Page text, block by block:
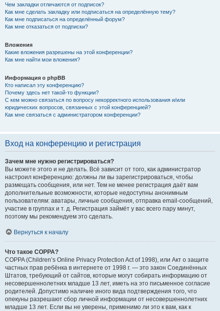
Чем закладки отличаются от подписок?
Как мне сделать закладку или подписаться на определённую тему?
Как мне подписаться на определённый форум?
Как мне отказаться от подписки?
Вложения
Какие вложения разрешены на этой конференции?
Как мне найти мои вложения?
Информация о phpBB
Кто написал эту конференцию?
Почему здесь нет такой-то функции?
С кем можно связаться по вопросу некорректного использования и/или
юридических вопросов, связанных с этой конференцией?
Как мне связаться с администратором конференции?
Вход на конференцию и регистрация
Зачем мне нужно регистрироваться?
Вы можете этого и не делать. Всё зависит от того, как администратор
настроил конференцию: должны ли вы зарегистрироваться, чтобы
размещать сообщения, или нет. Тем не менее регистрация даёт вам
дополнительные возможности, которые недоступны анонимным
пользователям: аватары, личные сообщения, отправка email-сообщений,
участие в группах и т. д. Регистрация займёт у вас всего пару минут,
поэтому мы рекомендуем это сделать.
Вернуться к началу
Что такое COPPA?
COPPA (Children’s Online Privacy Protection Act of 1998), или Акт о защите
частных прав ребёнка в интернете от 1998 г. — это закон Соединённых
Штатов, требующий от сайтов, которые могут собирать информацию от
несовершеннолетних младше 13 лет, иметь на это письменное согласие
родителей. Допустимо наличие иного вида подтверждения того, что
опекуны разрешают сбор личной информации от несовершеннолетних
младше 13 лет. Если вы не уверены, применимо ли это к вам, как к